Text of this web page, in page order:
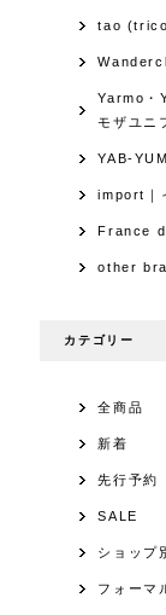
tao
Yarmo・
モザユニ
YAB-
import｜
France
other
カテゴリー
全商品
新着
先行予約
SALE
ショップ
フォーマ